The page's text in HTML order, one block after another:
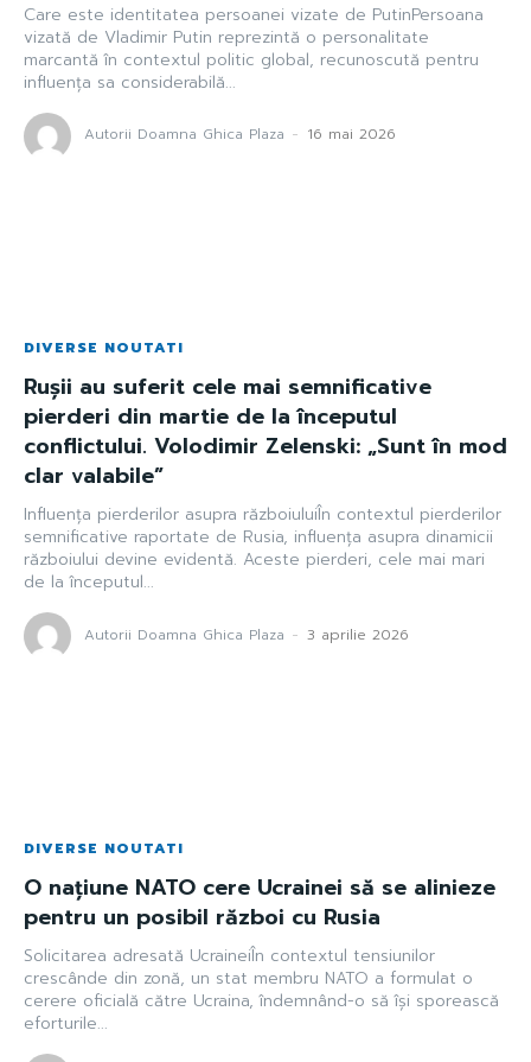
Care este identitatea persoanei vizate de PutinPersoana
vizată de Vladimir Putin reprezintă o personalitate
marcantă în contextul politic global, recunoscută pentru
influența sa considerabilă...
Autorii Doamna Ghica Plaza - 16 mai 2026
DIVERSE NOUTATI
Rușii au suferit cele mai semnificative
pierderi din martie de la începutul
conflictului. Volodimir Zelenski: „Sunt în mod
clar valabile”
Influența pierderilor asupra războiuluiÎn contextul pierderilor
semnificative raportate de Rusia, influența asupra dinamicii
războiului devine evidentă. Aceste pierderi, cele mai mari
de la începutul...
Autorii Doamna Ghica Plaza - 3 aprilie 2026
DIVERSE NOUTATI
O națiune NATO cere Ucrainei să se alinieze
pentru un posibil război cu Rusia
Solicitarea adresată UcraineiÎn contextul tensiunilor
crescânde din zonă, un stat membru NATO a formulat o
cerere oficială către Ucraina, îndemnând-o să își sporească
eforturile...